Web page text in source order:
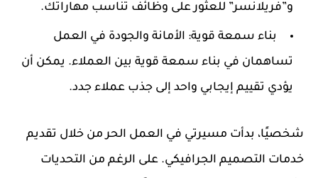
و”فريلانسر” للعثور على وظائف تناسب مهاراتك.
بناء سمعة قوية: الأمانة والجودة في العمل
تساهمان في بناء سمعة قوية بين العملاء. يمكن أن
يؤدي تقييم إيجابي واحد إلى جذب عملاء جدد.
شخصيًا، بدأت مسيرتي في العمل الحر من خلال تقديم
خدمات التصميم الجرافيكي. على الرغم من التحديات